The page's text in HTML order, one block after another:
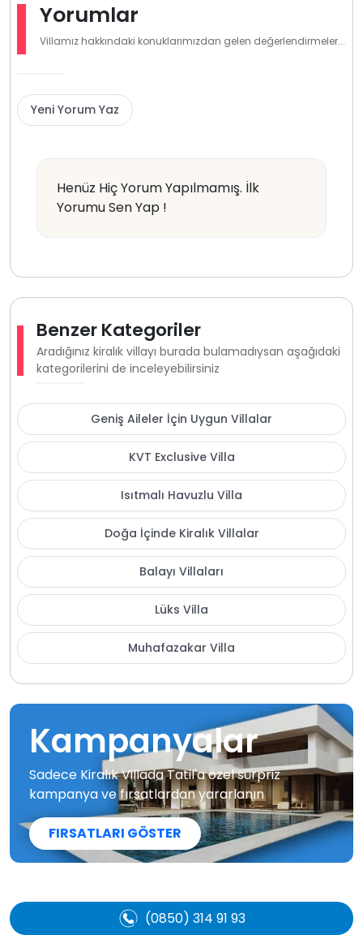
Yorumlar
Villamız hakkındaki konuklarımızdan gelen değerlendirmeler...
Yeni Yorum Yaz
Henüz Hiç Yorum Yapılmamış. İlk
Yorumu Sen Yap !
Benzer Kategoriler
Aradığınız kiralık villayı burada bulamadıysan aşağıdaki
kategorilerini de inceleyebilirsiniz
Geniş Aileler İçin Uygun Villalar
KVT Exclusive Villa
Isıtmalı Havuzlu Villa
Doğa İçinde Kiralık Villalar
Balayı Villaları
Lüks Villa
Muhafazakar Villa
Kampanyalar
Sadece Kiralık Villada Tatil'a özel sürpriz
kampanya ve fırsatlardan yararlanın
FIRSATLARI GÖSTER
(0850) 314 91 93